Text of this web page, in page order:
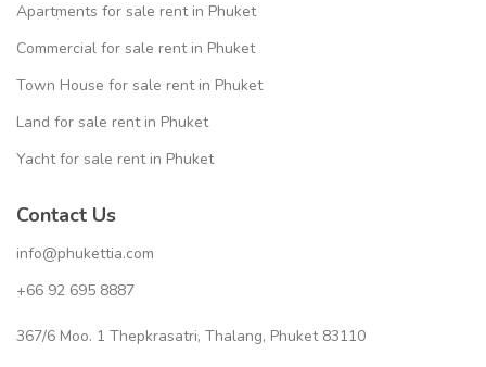
Apartments for sale rent in Phuket
Commercial for sale rent in Phuket
Town House for sale rent in Phuket
Land for sale rent in Phuket
Yacht for sale rent in Phuket
Contact Us
info@phukettia.com
+66 92 695 8887
367/6 Moo. 1 Thepkrasatri, Thalang, Phuket 83110